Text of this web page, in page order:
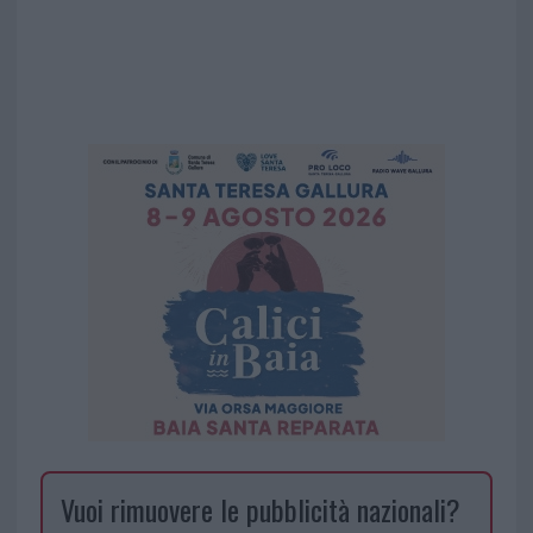
Vuoi rimuovere le pubblicità nazionali?